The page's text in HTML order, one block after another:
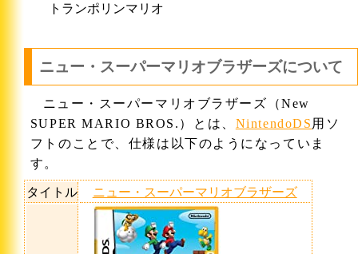
トランポリンマリオ
ニュー・スーパーマリオブラザーズについて
ニュー・スーパーマリオブラザーズ（New
SUPER MARIO BROS.）とは、 NintendoDS 用ソ
フトのことで、仕様は以下のようになっていま
す。
タイトル ニュー・スーパーマリオブラザーズ